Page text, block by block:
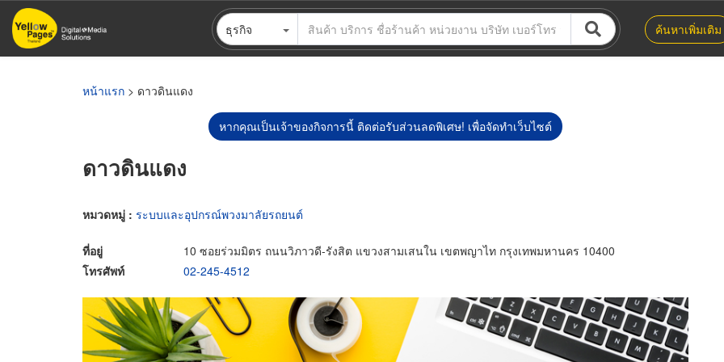
ข้าม
ไป
ธุรกิจ ค้นหาเพิ่มเติม
หน้าแรก > ดาวดินแดง
หากคุณเป็นเจ้าของกิจการนี้ ติดต่อรับส่วนลดพิเศษ! เพื่อจัดทำเว็บไซต์
ดาวดินแดง
หมวดหมู่ : ระบบและอุปกรณ์พวงมาลัยรถยนต์
ที่อยู่
10 ซอยร่วมมิตร ถนนวิภาวดี-รังสิต แขวงสามเสนใน เขตพญาไท กรุงเทพมหานคร 10400
โทรศัพท์
02-245-4512